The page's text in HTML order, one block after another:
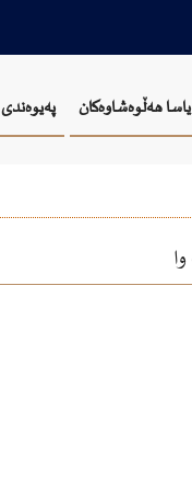
یاسا هەڵوەشاوەکان